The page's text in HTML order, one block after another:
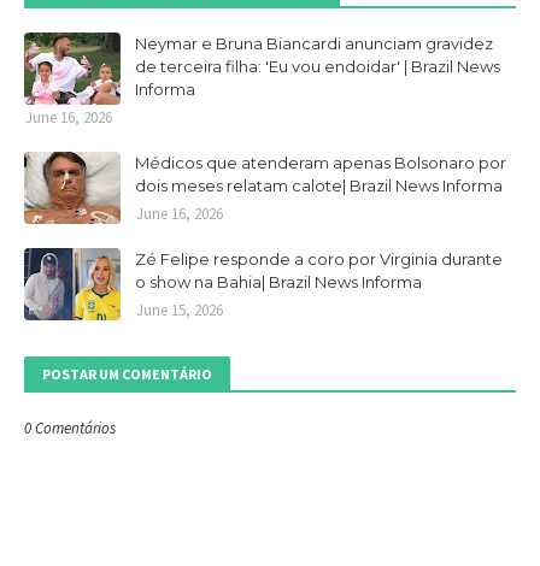
Neymar e Bruna Biancardi anunciam gravidez
de terceira filha: 'Eu vou endoidar' | Brazil News
Informa
June 16, 2026
Médicos que atenderam apenas Bolsonaro por
dois meses relatam calote| Brazil News Informa
June 16, 2026
Zé Felipe responde a coro por Virginia durante
o show na Bahia| Brazil News Informa
June 15, 2026
POSTAR UM COMENTÁRIO
0 Comentários